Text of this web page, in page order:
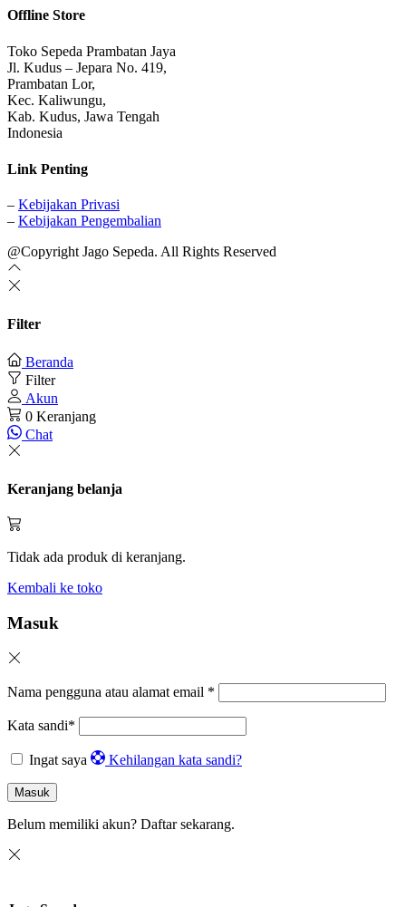
Offline Store
Toko Sepeda Prambatan Jaya
Jl. Kudus – Jepara No. 419,
Prambatan Lor,
Kec. Kaliwungu,
Kab. Kudus, Jawa Tengah
Indonesia
Link Penting
– Kebijakan Privasi
– Kebijakan Pengembalian
@Copyright Jago Sepeda. All Rights Reserved
Filter
Beranda
Filter
Akun
0 Keranjang
Chat
Keranjang belanja
Tidak ada produk di keranjang.
Kembali ke toko
Masuk
Nama pengguna atau alamat email *
Kata sandi*
Ingat saya Kehilangan kata sandi?
Masuk
Belum memiliki akun? Daftar sekarang.